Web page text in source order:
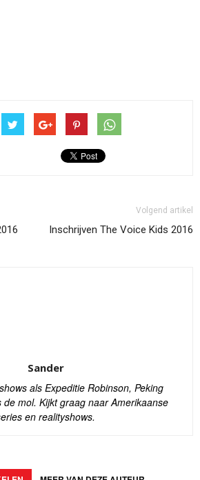
Volgend artikel
Inschrijven The Voice Kids 2016
Sander
als Expeditie Robinson, Peking
de mol. Kijkt graag naar Amerikaanse
en realityshows.